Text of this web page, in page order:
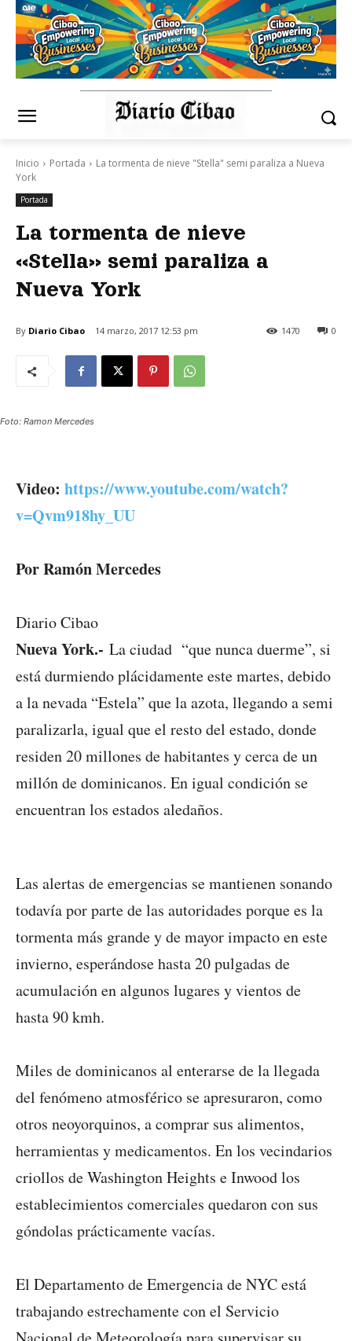
Inicio Portada
La tormenta de nieve "Stella" semi paraliza a Nueva
York
Portada
La tormenta de nieve
«Stella» semi paraliza a
Nueva York
By Diario Cibao 14 marzo, 2017 12:53 pm 0
1470
Foto: Ramon Mercedes
Video: https://www.youtube.com/watch?
v=Qvm918hy_UU
Por Ramón Mercedes
Diario Cibao
Nueva York.- La ciudad “que nunca duerme”, si
está durmiendo plácidamente este martes, debido
a la nevada “Estela” que la azota, llegando a semi
paralizarla, igual que el resto del estado, donde
residen 20 millones de habitantes y cerca de un
millón de dominicanos. En igual condición se
encuentran los estados aledaños.
Las alertas de emergencias se mantienen sonando
todavía por parte de las autoridades porque es la
tormenta más grande y de mayor impacto en este
invierno, esperándose hasta 20 pulgadas de
acumulación en algunos lugares y vientos de
hasta 90 kmh.
Miles de dominicanos al enterarse de la llegada
del fenómeno atmosférico se apresuraron, como
otros neoyorquinos, a comprar sus alimentos,
herramientas y medicamentos. En los vecindarios
criollos de Washington Heights e Inwood los
establecimientos comerciales quedaron con sus
góndolas prácticamente vacías.
El Departamento de Emergencia de NYC está
trabajando estrechamente con el Servicio